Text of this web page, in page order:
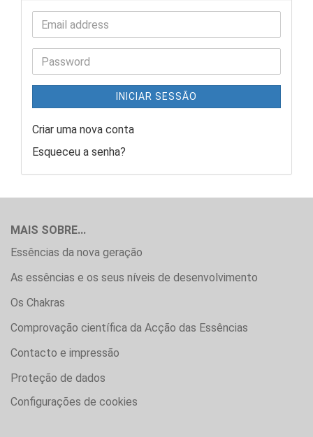
INICIAR SESSÃO
Criar uma nova conta
Esqueceu a senha?
MAIS SOBRE...
Essências da nova geração
As essências e os seus níveis de desenvolvimento
Os Chakras
Comprovação científica da Acção das Essências
Contacto e impressão
Proteção de dados
Configurações de cookies